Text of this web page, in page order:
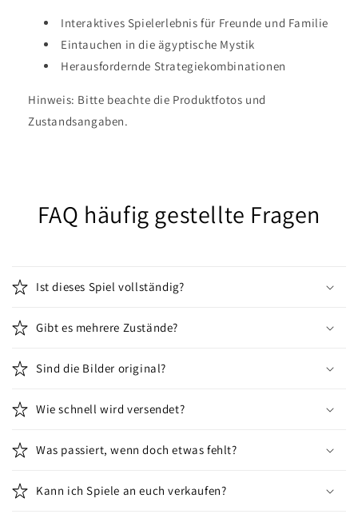
Interaktives Spielerlebnis für Freunde und Familie
Eintauchen in die ägyptische Mystik
Herausfordernde Strategiekombinationen
Hinweis: Bitte beachte die Produktfotos und
Zustandsangaben.
FAQ häufig gestellte Fragen
Ist dieses Spiel vollständig?
Gibt es mehrere Zustände?
Sind die Bilder original?
Wie schnell wird versendet?
Was passiert, wenn doch etwas fehlt?
Kann ich Spiele an euch verkaufen?